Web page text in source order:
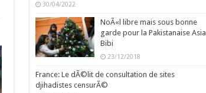
30/04/2022
NoÃ«l libre mais sous bonne
garde pour la Pakistanaise Asia
Bibi
23/12/2018
France: Le dÃ©lit de consultation de sites
djihadistes censurÃ©